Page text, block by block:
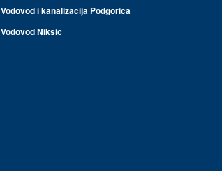
Vodovod i kanalizacija Podgorica
Vodovod Niksic